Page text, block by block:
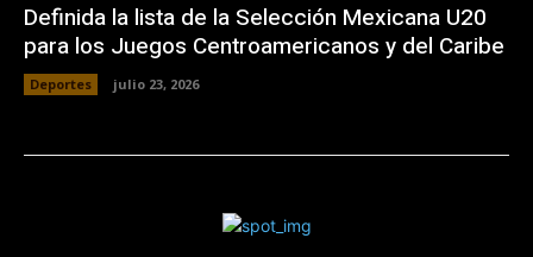
Definida la lista de la Selección Mexicana U20
para los Juegos Centroamericanos y del Caribe
Deportes julio 23, 2026